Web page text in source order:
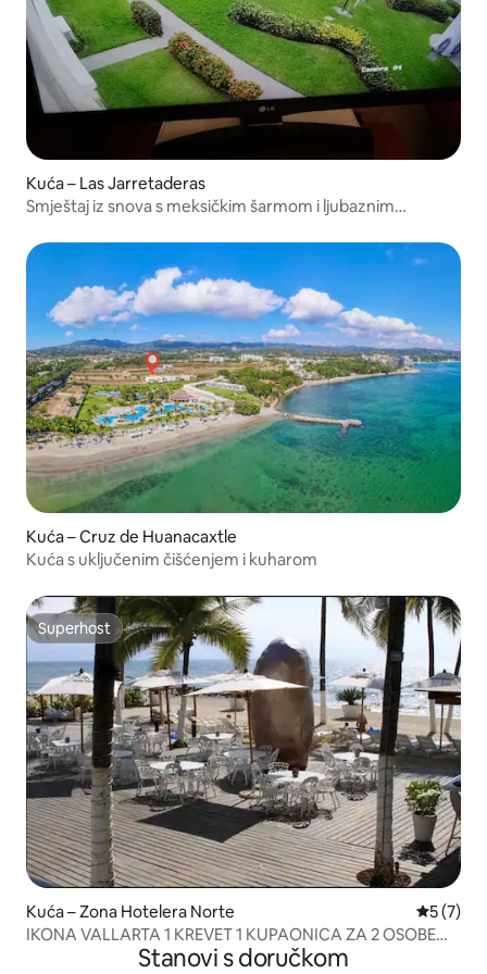
Kuća – Las Jarretaderas
Smještaj iz snova s meksičkim šarmom i ljubaznim
Kuća – Cruz de Huanacaxtle
Kuća s uključenim čišćenjem i kuharom
Superhost
Superhost
Kuća – Zona Hotelera Norte
5 (7)
IKONA VALLARTA 1 KREVET 1 KUPAONICA ZA 2 OSOBE
Stanovi s doručkom